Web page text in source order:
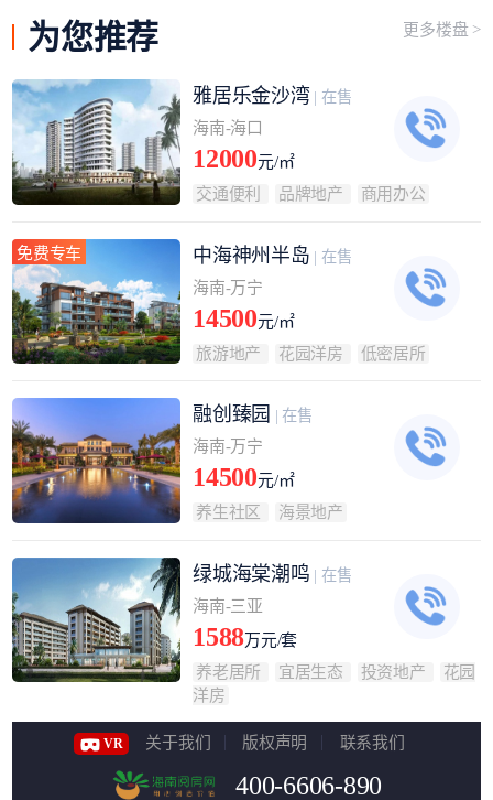
为您推荐 更多楼盘 >
雅居乐金沙湾 | 在售
海南-海口
12000元/㎡
交通便利
品牌地产 商用办公
免费专车 中海神州半岛 | 在售
海南-万宁
14500元/㎡
旅游地产
花园洋房 低密居所
融创臻园 | 在售
海南-万宁
14500元/㎡
养生社区
海景地产
绿城海棠潮鸣 | 在售
海南-三亚
1588万元/套
养老居所
宜居生态 投资地产
花园
洋房
VR 关于我们 版权声明 联系我们
400-6606-890